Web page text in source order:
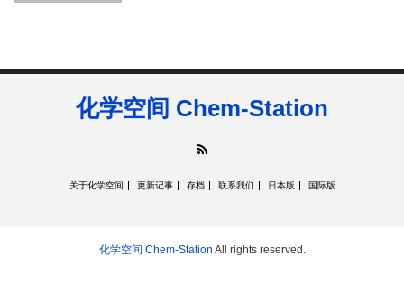
化学空间 Chem-Station
关于化学空间 更新记事 存档 联系我们 日本版 国际版
化学空间 Chem-Station All rights reserved.